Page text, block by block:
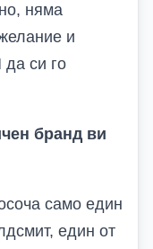
няма
и
да си го
бранд ви
само един
един от